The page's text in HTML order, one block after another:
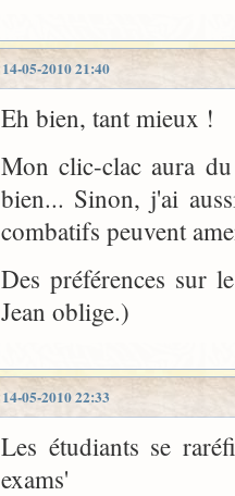
14-05-2010 21:40
Eh bien, tant mieux !
Mon clic-clac aura
bien... Sinon, j'ai
combatifs peuvent
Des préférences sur
Jean oblige.)
14-05-2010 22:33
Les étudiants se
exams'